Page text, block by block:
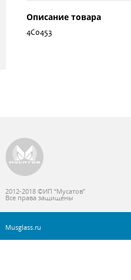
Описание товара
4С0453
2012-2018 ©ИП “Мусатов”
Все права защищены
Musglass.ru